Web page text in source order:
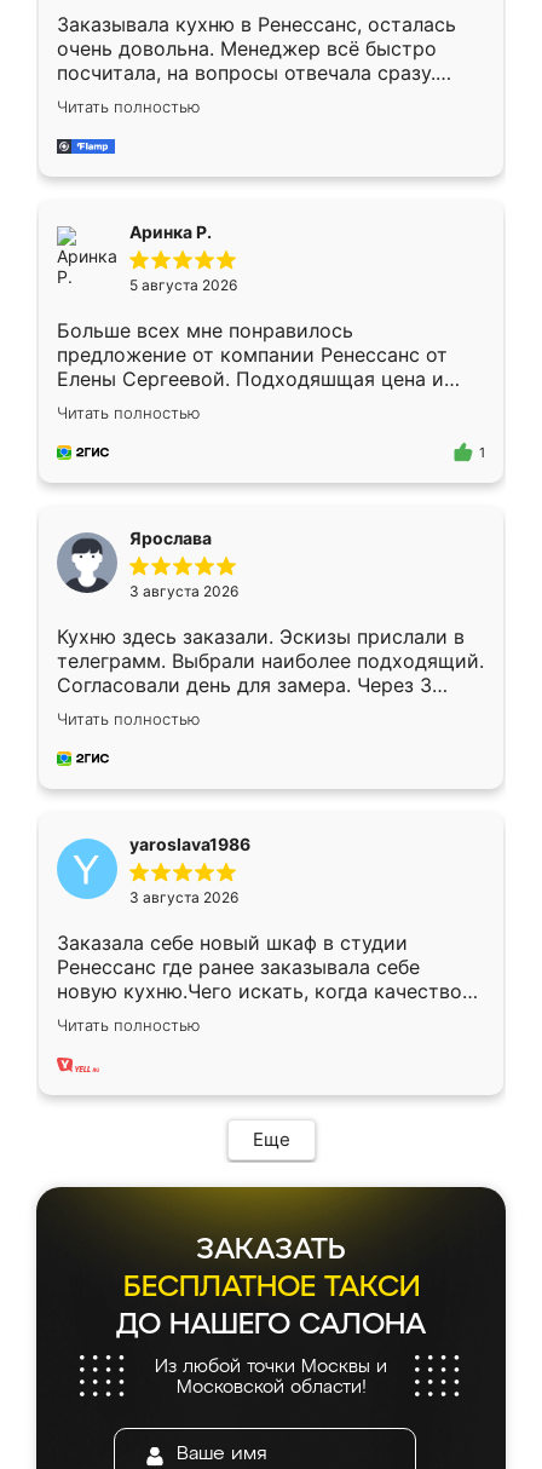
Заказывала кухню в Ренессанс, осталась
очень довольна. Менеджер всё быстро
посчитала, на вопросы отвечала сразу.
Замерщик приехал в субботу, подошёл к
делу со всей ответственностью. Собрали
за день, ребята работали аккуратно, даже
Читать полностью
Аринка Р.
5 августа 2026
Больше всех мне понравилось
предложение от компании Ренессанс от
Елены Сергеевой. Подходяшщая цена и
короткие сроки изготовления. Приехавший
для замера сотрудник Владислав
предложил по моему эскизу самый
Читать полностью
1
Ярослава
3 августа 2026
Кухню здесь заказали. Эскизы прислали в
телеграмм. Выбрали наиболее подходящий.
Согласовали день для замера. Через 3
недели кухня была уже готова. Остались
довольны работой. Спасибо Ренессанс
мебель за качественную работу!
Читать полностью
yaroslava1986
3 августа 2026
Заказала себе новый шкаф в студии
Ренессанс где ранее заказывала себе
новую кухню.Чего искать, когда качеством
вполне довольна. Служит кухня уже почти
два года, нареканий нет.
Читать полностью
Еще
ЗАКАЗАТЬ
БЕСПЛАТНОЕ ТАКСИ
ДО НАШЕГО САЛОНА
Из любой точки Москвы и
Московской области!